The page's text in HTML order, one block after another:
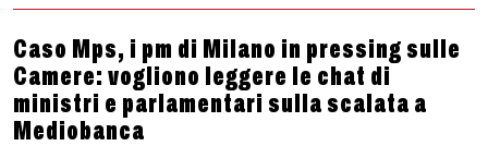
Caso Mps, i pm di Milano in pressing sulle
Camere: vogliono leggere le chat di
ministri e parlamentari sulla scalata a
Mediobanca